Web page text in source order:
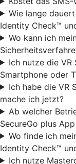
Wie lange
Identity Check™
Wo kann ich
Ich nutze die VR
Smartphone oder
Ich habe die VR
mache ich jetzt?
Ab welcher
SecureGo plus
Wo finde ich
Identity Check™
Ich nutze